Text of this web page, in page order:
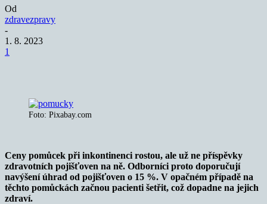
Od
zdravezpravy
-
1. 8. 2023
1
Foto: Pixabay.com
Ceny pomůcek při inkontinenci rostou, ale už ne příspěvky
zdravotních pojišťoven na ně. Odborníci proto doporučují
navýšení úhrad od pojišťoven o 15 %. V opačném případě na
těchto pomůckách začnou pacienti šetřit, což dopadne na jejich
zdraví.